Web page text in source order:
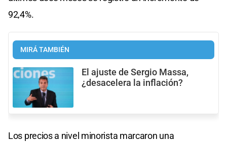
92,4%.
MIRÁ TAMBIÉN
El ajuste de Sergio Massa,
¿desacelera la inflación?
Los precios a nivel minorista marcaron una